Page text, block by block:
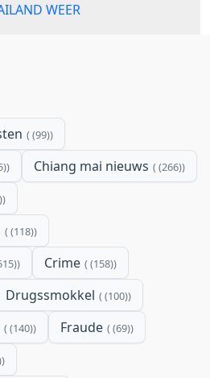
WEER
(99)
Chiang mai nieuws (266)
(118)
Crime (158)
Drugssmokkel (100)
(140) Fraude (69)